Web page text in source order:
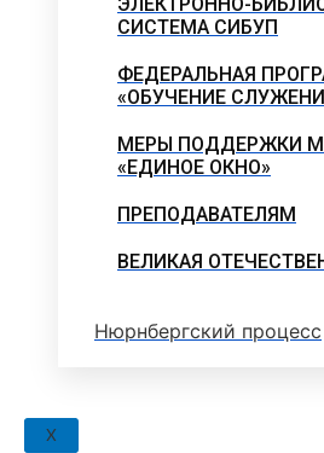
СИСТЕМА СИБУП
ФЕДЕРАЛЬНАЯ
«ОБУЧЕНИЕ
МЕРЫ ПОДДЕРЖКИ
«ЕДИНОЕ ОКНО»
ПРЕПОДАВАТЕЛЯМ
ВЕЛИКАЯ
Нюрнбергский процесс
X